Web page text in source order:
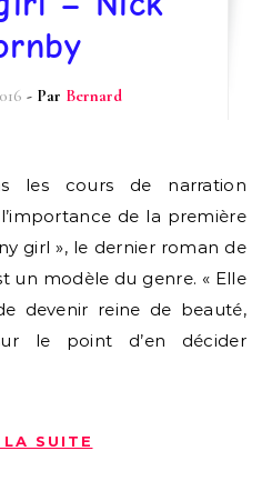
- Par Bernard
les cours de narration
de la première
girl », le dernier roman de
un modèle du genre. « Elle
devenir reine de beauté,
le point d’en décider
LA SUITE